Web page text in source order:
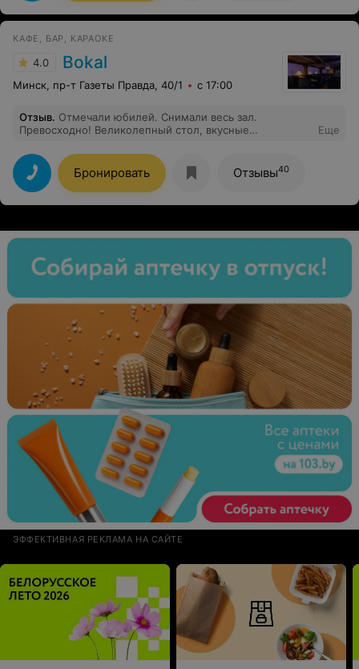
приятное. Обязательно вернемся
КАФЕ, БАР, КАРАОКЕ
4.0 Bokal
Минск, пр-т Газеты Правда, 40/1 с 17:00
Отзыв. Отмечали юбилей. Снимали весь зал.
Превосходно! Великолепный стол, вкусные
окустика. Классная диджей! Администратор и
директор пошли навстречу во всех наших просьбах.
Еще
Бронировать Отзывы40
ЭФФЕКТИВНАЯ РЕКЛАМА НА САЙТЕ